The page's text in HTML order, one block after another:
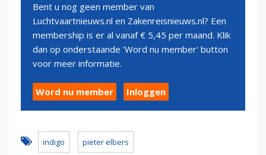
Bent u nog geen member van
Luchtvaartnieuws.nl en Zakenreisnieuws.nl? Een
membership is er al vanaf € 5,45 per maand. Klik
dan op onderstaande 'Word nu member' button
voor meer informatie.
Word nu member Inloggen
indigo pieter elbers